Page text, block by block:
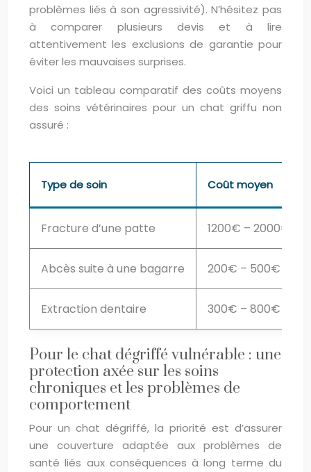
problèmes liés à son agressivité). N’hésitez pas
à comparer plusieurs devis et à lire
attentivement les exclusions de garantie pour
éviter les mauvaises surprises.
Voici un tableau comparatif des coûts moyens
des soins vétérinaires pour un chat griffu non
assuré :
Type de soin Coût moyen
Fracture d’une patte 1200€ – 2000€
Abcès suite à une bagarre 200€ – 500€
Extraction dentaire 300€ – 800€
Pour le chat dégriffé vulnérable : une
protection axée sur les soins
chroniques et les problèmes de
comportement
Pour un chat dégriffé, la priorité est d’assurer
une couverture adaptée aux problèmes de
santé liés aux conséquences à long terme du